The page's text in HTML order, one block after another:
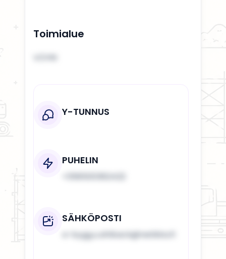
Toimialue
Y-TUNNUS
PUHELIN
SÄHKÖPOSTI
a-bygg.u.ahlback@netikka.fi